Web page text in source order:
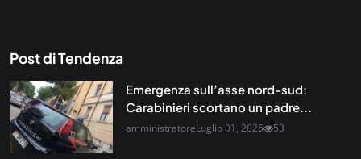
Post di Tendenza
Emergenza sull’asse nord-sud:
Carabinieri scortano un padre...
amministratoreLuglio 01, 2025 53